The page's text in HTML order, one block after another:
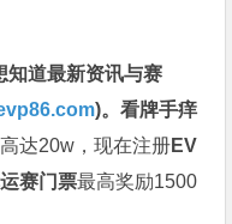
知道最新资讯与赛
)。看牌手痒
达20w，现在注册EV
赛门票最高奖励1500